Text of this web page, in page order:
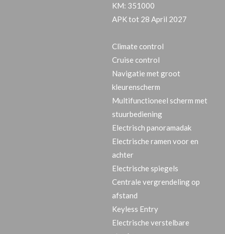
KM: 351000
APK tot 28 April 2027
Climate control
Cruise control
Navigatie met groot
kleurenscherm
Multifunctioneel scherm met
stuurbediening
Electrisch panoramadak
Electrische ramen voor en
achter
Electrische spiegels
Centrale vergrendeling op
afstand
Keyless Entry
Electrische verstelbare